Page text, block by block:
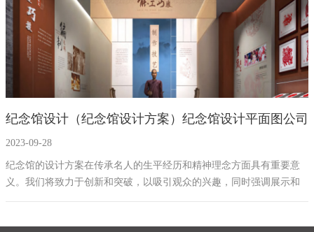
纪念馆设计（纪念馆设计方案）纪念馆设计平面图公司
案例
2023-09-28
纪念馆的设计方案在传承名人的生平经历和精神理念方面具有重要意
义。我们将致力于创新和突破，以吸引观众的兴趣，同时强调展示和
传达纪念馆所要表达的核心主题和意义。我们将精心设计每一个细